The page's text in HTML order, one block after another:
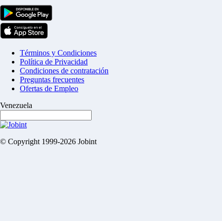
Términos y Condiciones
Política de Privacidad
Condiciones de contratación
Preguntas frecuentes
Ofertas de Empleo
Venezuela
© Copyright 1999-2026 Jobint